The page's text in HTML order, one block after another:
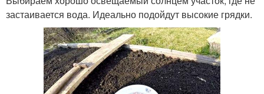
застаивается вода. Идеально подойдут высокие грядки.